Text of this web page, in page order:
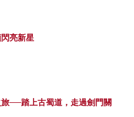
亮新星
──踏上古蜀道，走過劍門關